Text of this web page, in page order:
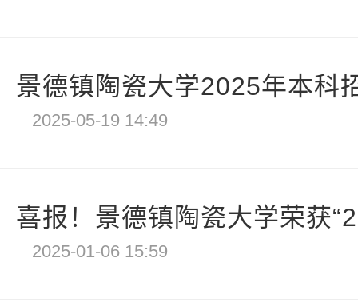
景德镇陶瓷大学2025年本科
2025-05-19 14:49
喜报！景德镇陶瓷大学荣获
2025-01-06 15:59